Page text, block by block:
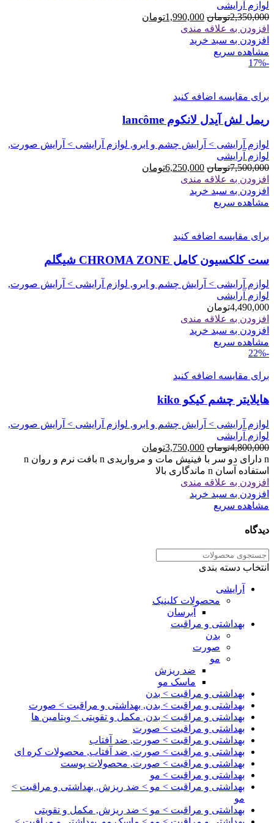
لوازم آرایشی
2,350,000تومان قیمت
اصلی
1,990,000تومان
افزودن به علاقه مندی
افزودن به سبد خرید
مشاهده سریع
-17%
برای مقایسه اضافه کنید
ریمل لش آیدل لانکوم lancôme
لوازم آرایشی > آرایش چشم و ابرو, لوازم آرایشی > آرایش صورت,
لوازم آرایشی
7,500,000تومان قیمت
اصلی
6,250,000تومان
افزودن به علاقه مندی
افزودن به سبد خرید
مشاهده سریع
برای مقایسه اضافه کنید
ست کلکسیون کامل CHROMA ZONE شیگلم
لوازم آرایشی > آرایش چشم و ابرو, لوازم آرایشی > آرایش صورت,
لوازم آرایشی
4,490,000تومان
افزودن به علاقه مندی
افزودن به سبد خرید
مشاهده سریع
-22%
برای مقایسه اضافه کنید
هایلایتر چشم کیکو kiko
لوازم آرایشی > آرایش چشم و ابرو, لوازم آرایشی > آرایش صورت,
لوازم آرایشی
4,800,000تومان قیمت
اصلی
4,800,000تومان
بود.
3,750,000تومان
فعلی
n دارای دو سر با فینیش مات و مرواریدی n بافت نرم و روان n
استفاده آسان n ماندگاری بالا
افزودن به علاقه مندی
افزودن به سبد خرید
مشاهده سریع
دیدگاه
انتخاب دسته بندی
آرایشی
محصولات کلینیک
آبرسان
بهداشتی و مراقبت
بدن
صورت
مو
ضد ریزش
ماسک مو
بهداشتی و مراقبت > بدن
بهداشتی و مراقبت > بدن, بهداشتی و مراقبت > صورت
بهداشتی و مراقبت > بدن, مکمل و تقویتی > ویتامین ها
بهداشتی و مراقبت > صورت
بهداشتی و مراقبت > صورت, ضد آفتاب
بهداشتی و مراقبت > صورت, ضد آفتاب, محصولات کره ای
بهداشتی و مراقبت > صورت, محصولات پوست
بهداشتی و مراقبت > مو
بهداشتی و مراقبت > مو > ضد ریزش, بهداشتی و مراقبت >
مو
بهداشتی و مراقبت > مو > ضد ریزش, مکمل و تقویتی